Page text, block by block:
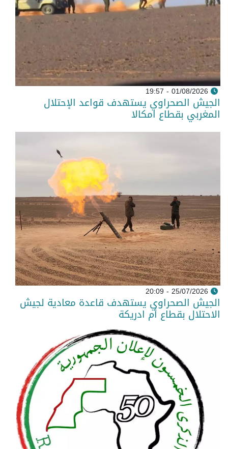
01/08/2026 - 19:57
الجيش الصحراوي يستهدف قواعد الإحتلال
المغربي بقطاع امكالا
25/07/2026 - 20:09
الجيش الصحراوي يستهدف قاعدة معادية لجيش
الاحتلال بقطاع أم ادريكة